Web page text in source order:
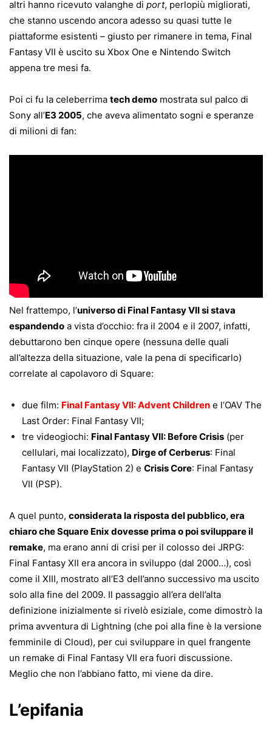
altri hanno ricevuto valanghe di port, perlopiù migliorati,
che stanno uscendo ancora adesso su quasi tutte le
piattaforme esistenti – giusto per rimanere in tema, Final
Fantasy VII è uscito su Xbox One e Nintendo Switch
appena tre mesi fa.
Poi ci fu la celeberrima tech demo mostrata sul palco di
Sony all’E3 2005, che aveva alimentato sogni e speranze
di milioni di fan:
Nel frattempo, l’universo di Final Fantasy VII si stava
espandendo a vista d’occhio: fra il 2004 e il 2007, infatti,
debuttarono ben cinque opere (nessuna delle quali
all’altezza della situazione, vale la pena di specificarlo)
correlate al capolavoro di Square:
due film: Final Fantasy VII: Advent Children e l’OAV The
Last Order: Final Fantasy VII;
tre videogiochi: Final Fantasy VII: Before Crisis (per
cellulari, mai localizzato), Dirge of Cerberus: Final
Fantasy VII (PlayStation 2) e Crisis Core: Final Fantasy
VII (PSP).
A quel punto, considerata la risposta del pubblico, era
chiaro che Square Enix dovesse prima o poi sviluppare il
remake, ma erano anni di crisi per il colosso dei JRPG:
Final Fantasy XII era ancora in sviluppo (dal 2000…), così
come il XIII, mostrato all’E3 dell’anno successivo ma uscito
solo alla fine del 2009. Il passaggio all’era dell’alta
definizione inizialmente si rivelò esiziale, come dimostrò la
prima avventura di Lightning (che poi alla fine è la versione
femminile di Cloud), per cui sviluppare in quel frangente
un remake di Final Fantasy VII era fuori discussione.
Meglio che non l’abbiano fatto, mi viene da dire.
L’epifania